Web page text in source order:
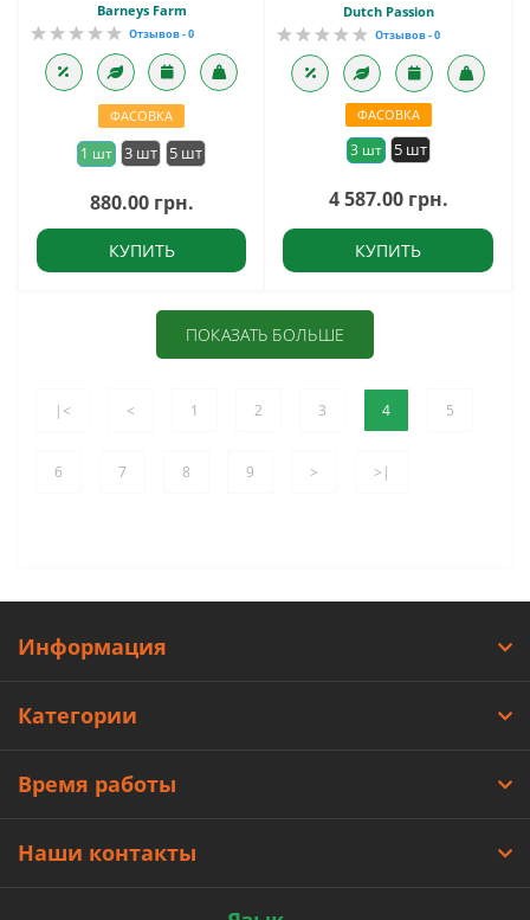
Barneys Farm
Отзывов - 0
ФАСОВКА
1 шт 3 шт 5 шт
880.00 грн.
КУПИТЬ
Dutch Passion
Отзывов - 0
ФАСОВКА
3 шт 5 шт
4 587.00 грн.
КУПИТЬ
ПОКАЗАТЬ БОЛЬШЕ
|< < 1 2 3 4 5
6 7 8 9 > >|
Информация
Категории
Время работы
Наши контакты